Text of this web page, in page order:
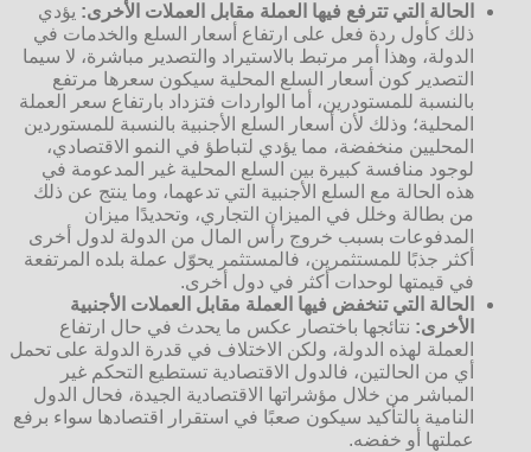
الحالة التي تترفع فيها العملة مقابل العملات الأخرى: يؤدي
ذلك كأول ردة فعل على ارتفاع أسعار السلع والخدمات في
الدولة، وهذا أمر مرتبط بالاستيراد والتصدير مباشرة، لا سيما
التصدير كون أسعار السلع المحلية سيكون سعرها مرتفع
بالنسبة للمستودرين، أما الواردات فتزداد بارتفاع سعر العملة
المحلية؛ وذلك لأن أسعار السلع الأجنبية بالنسبة للمستوردين
المحليين منخفضة، مما يؤدي لتباطؤ في النمو الاقتصادي،
لوجود منافسة كبيرة بين السلع المحلية غير المدعومة في
هذه الحالة مع السلع الأجنبية التي تدعهما، وما ينتج عن ذلك
من بطالة وخلل في الميزان التجاري، وتحديدًا ميزان
المدفوعات بسبب خروج رأس المال من الدولة لدول أخرى
أكثر جذبًا للمستثمرين، فالمستثمر يحوّل عملة بلده المرتفعة
في قيمتها لوحدات أكثر في دول أخرى.
الحالة التي تنخفض فيها العملة مقابل العملات الأجنبية
الأخرى: نتائجها باختصار عكس ما يحدث في حال ارتفاع
العملة لهذه الدولة، ولكن الاختلاف في قدرة الدولة على تحمل
أي من الحالتين، فالدول الاقتصادية تستطيع التحكم غير
المباشر من خلال مؤشراتها الاقتصادية الجيدة، فحال الدول
النامية بالتأكيد سيكون صعبًا في استقرار اقتصادها سواء برفع
عملتها أو خفضه.